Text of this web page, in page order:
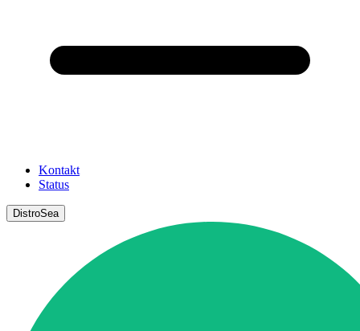
Kontakt
Status
DistroSea